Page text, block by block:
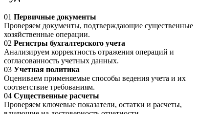
01 Первичные документы
Проверяем документы, подтверждающие существенные
хозяйственные операции.
02 Регистры бухгалтерского учета
Анализируем корректность отражения операций и
согласованность учетных данных.
03 Учетная политика
Оцениваем применяемые способы ведения учета и их
соответствие требованиям.
04 Существенные расчеты
Проверяем ключевые показатели, остатки и расчеты,